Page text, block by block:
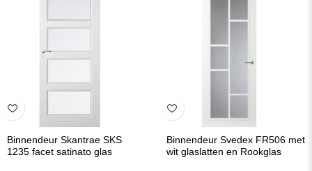
Binnendeur Skantrae SKS
1235 facet satinato glas
Binnendeur Svedex FR506 met
wit glaslatten en Rookglas